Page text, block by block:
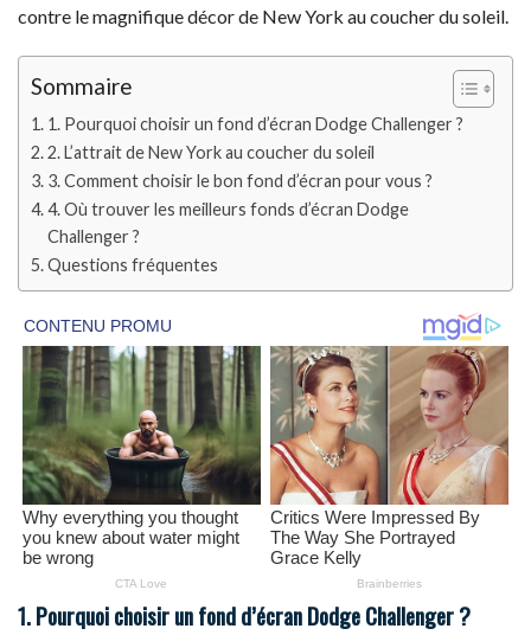
contre le magnifique décor de New York au coucher du soleil.
Sommaire
1. Pourquoi choisir un fond d’écran Dodge Challenger ?
2. L’attrait de New York au coucher du soleil
3. Comment choisir le bon fond d’écran pour vous ?
4. Où trouver les meilleurs fonds d’écran Dodge
Challenger ?
Questions fréquentes
1. Pourquoi choisir un fond d’écran Dodge Challenger ?